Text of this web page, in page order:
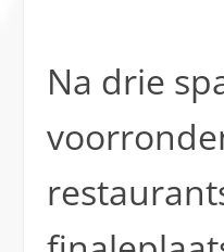
Na drie